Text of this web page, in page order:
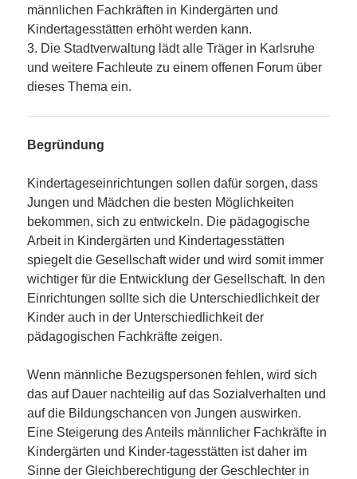
männlichen Fachkräften in Kindergärten und
Kindertagesstätten erhöht werden kann.
3. Die Stadtverwaltung lädt alle Träger in Karlsruhe
und weitere Fachleute zu einem offenen Forum über
dieses Thema ein.
Begründung
Kindertageseinrichtungen sollen dafür sorgen, dass
Jungen und Mädchen die besten Möglichkeiten
bekommen, sich zu entwickeln. Die pädagogische
Arbeit in Kindergärten und Kindertagesstätten
spiegelt die Gesellschaft wider und wird somit immer
wichtiger für die Entwicklung der Gesellschaft. In den
Einrichtungen sollte sich die Unterschiedlichkeit der
Kinder auch in der Unterschiedlichkeit der
pädagogischen Fachkräfte zeigen.
Wenn männliche Bezugspersonen fehlen, wird sich
das auf Dauer nachteilig auf das Sozialverhalten und
auf die Bildungschancen von Jungen auswirken.
Eine Steigerung des Anteils männlicher Fachkräfte in
Kindergärten und Kinder-tagesstätten ist daher im
Sinne der Gleichberechtigung der Geschlechter in